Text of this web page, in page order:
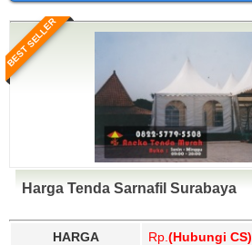
BEST SELLER
Harga Tenda Sarnafil Surabaya
HARGA Rp. (Hubungi CS)